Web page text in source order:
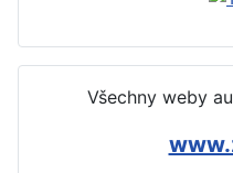
Všechny weby